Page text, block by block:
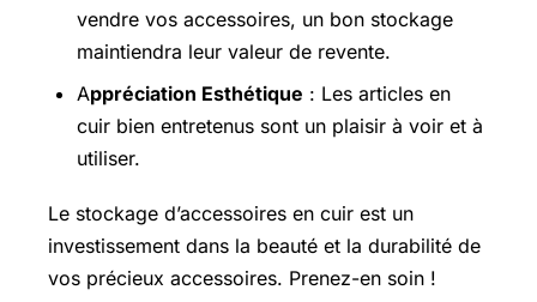
vendre vos accessoires, un bon stockage
maintiendra leur valeur de revente.
Appréciation Esthétique : Les articles en
cuir bien entretenus sont un plaisir à voir et à
utiliser.
Le stockage d’accessoires en cuir est un
investissement dans la beauté et la durabilité de
vos précieux accessoires. Prenez-en soin !